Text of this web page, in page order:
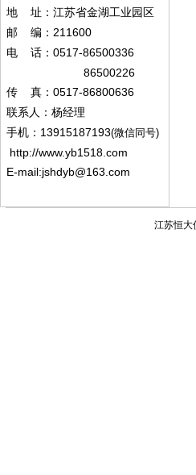
地
址：江苏省金湖工业园区
邮
编： 211600
电 话： 0517-86500336
86500226
传 真： 0517-86800636
联系人：杨经理
手机 ： 13915187193(微信同号)
http://www.yb1518.com
E-mail:jshdyb@163.com
江苏恒大